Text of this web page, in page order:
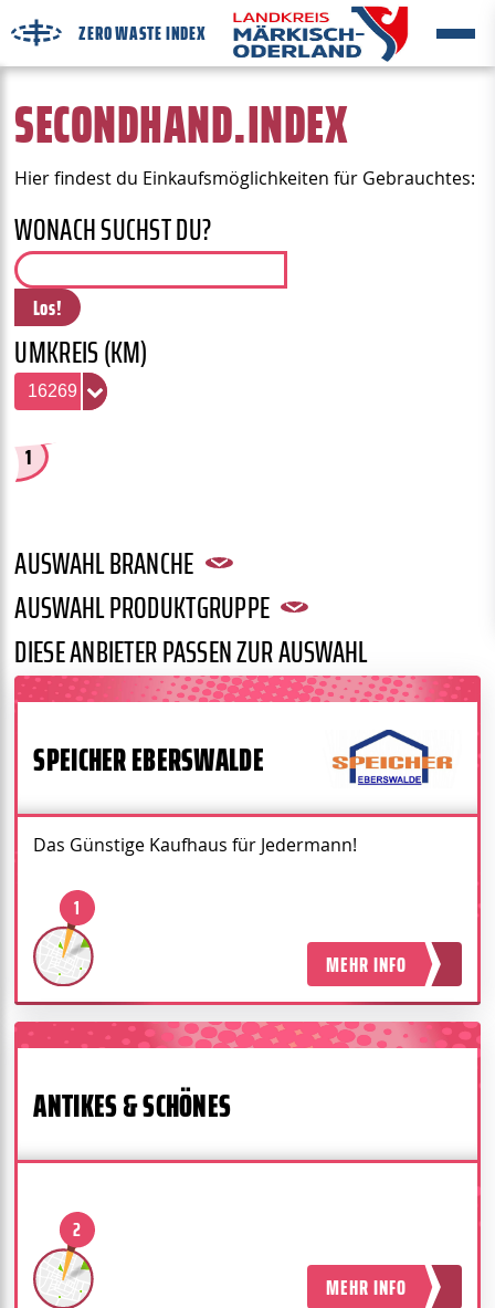
ZERO WASTE INDEX
SECONDHAND.INDEX
Hier findest du Einkaufsmöglichkeiten für Gebrauchtes:
WONACH SUCHST DU?
Los!
UMKREIS (KM)
50
25
5
3
1
AUSWAHL BRANCHE
Alle Fachhandel
Gebrauchtkaufhaus
Kleiderkammer
Reparaturwerkstatt Verein
AUSWAHL PRODUKTGRUPPE
Alle Buch Deko
Elektrogroßgerät
Elektrokleingerät
Geschirr Kleidung
Möbel
Textilie
Uhr
Werkzeug Zweirad
DIESE ANBIETER PASSEN ZUR AUSWAHL
SPEICHER EBERSWALDE
Das Günstige Kaufhaus für Jedermann!
1
MEHR INFO
ANTIKES & SCHÖNES
2
MEHR INFO